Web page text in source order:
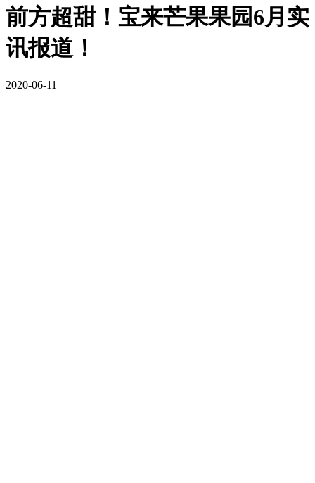
前方超甜！宝来芒果果园6月实
讯报道！
2020-06-11